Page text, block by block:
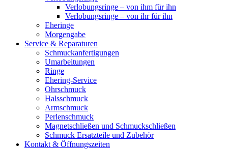
Verlobungsringe – von ihm für ihn
Verlobungsringe – von ihr für ihn
Eheringe
Morgengabe
Service & Reparaturen
Schmuckanfertigungen
Umarbeitungen
Ringe
Ehering-Service
Ohrschmuck
Halsschmuck
Armschmuck
Perlenschmuck
Magnetschließen und Schmuckschließen
Schmuck Ersatzteile und Zubehör
Kontakt & Öffnungszeiten